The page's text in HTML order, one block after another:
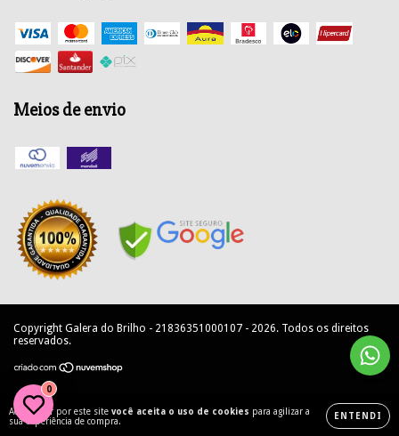
Ao navegar por este site você aceita o uso de cookies para agilizar a
sua experiência de compra.
ENTENDI
Meios de envio
Copyright Galera do Brilho - 21836351000107 - 2026. Todos os direitos
reservados.
0